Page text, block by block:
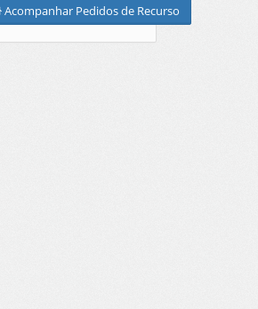
Acompanhar Pedidos de Recurso